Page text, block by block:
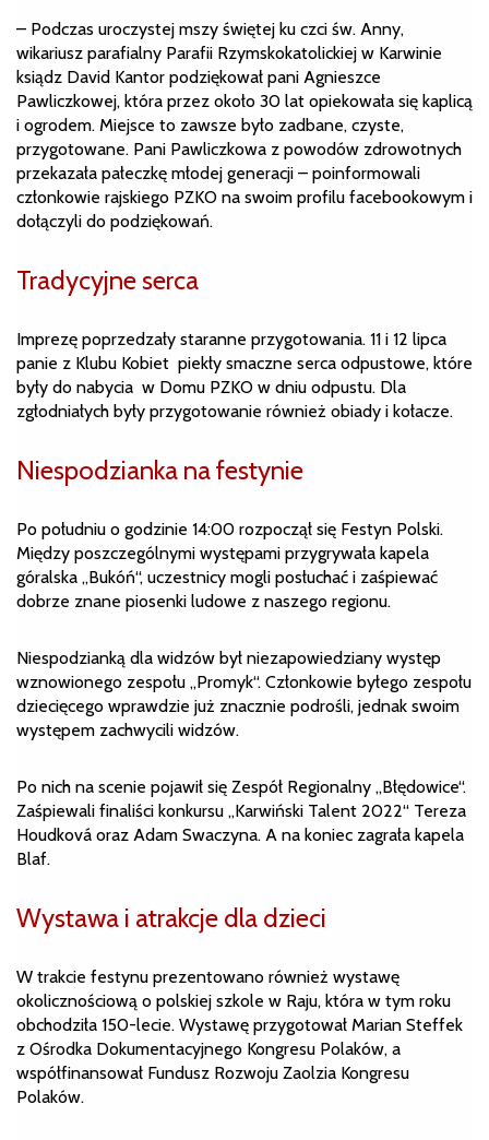
– Podczas uroczystej mszy świętej ku czci św. Anny,
wikariusz parafialny Parafii Rzymskokatolickiej w Karwinie
ksiądz David Kantor podziękował pani Agnieszce
Pawliczkowej, która przez około 30 lat opiekowała się kaplicą
i ogrodem. Miejsce to zawsze było zadbane, czyste,
przygotowane. Pani Pawliczkowa z powodów zdrowotnych
przekazała pałeczkę młodej generacji – poinformowali
członkowie rajskiego PZKO na swoim profilu facebookowym i
dołączyli do podziękowań.
Tradycyjne serca
Imprezę poprzedzały staranne przygotowania. 11 i 12 lipca
panie z Klubu Kobiet piekły smaczne serca odpustowe, które
były do nabycia w Domu PZKO w dniu odpustu. Dla
zgłodniałych były przygotowanie również obiady i kołacze.
Niespodzianka na festynie
Po południu o godzinie 14:00 rozpoczął się Festyn Polski.
Między poszczególnymi występami przygrywała kapela
góralska „Bukóń“, uczestnicy mogli posłuchać i zaśpiewać
dobrze znane piosenki ludowe z naszego regionu.
Niespodzianką dla widzów był niezapowiedziany występ
wznowionego zespołu „Promyk“. Członkowie byłego zespołu
dziecięcego wprawdzie już znacznie podrośli, jednak swoim
występem zachwycili widzów.
Po nich na scenie pojawił się Zespół Regionalny „Błędowice“.
Zaśpiewali finaliści konkursu „Karwiński Talent 2022“ Tereza
Houdková oraz Adam Swaczyna. A na koniec zagrała kapela
Blaf.
Wystawa i atrakcje dla dzieci
W trakcie festynu prezentowano również wystawę
okolicznościową o polskiej szkole w Raju, która w tym roku
obchodziła 150-lecie. Wystawę przygotował Marian Steffek
z Ośrodka Dokumentacyjnego Kongresu Polaków, a
współfinansował Fundusz Rozwoju Zaolzia Kongresu
Polaków.